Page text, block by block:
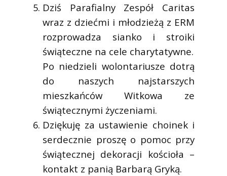
Dziś Parafialny Zespół Caritas
wraz z dziećmi i młodzieżą z ERM
rozprowadza sianko i stroiki
świąteczne na cele charytatywne.
Po niedzieli wolontariusze dotrą
do naszych najstarszych
mieszkańców Witkowa ze
świątecznymi życzeniami.
Dziękuję za ustawienie choinek i
serdecznie proszę o pomoc przy
świątecznej dekoracji kościoła –
kontakt z panią Barbarą Gryką.